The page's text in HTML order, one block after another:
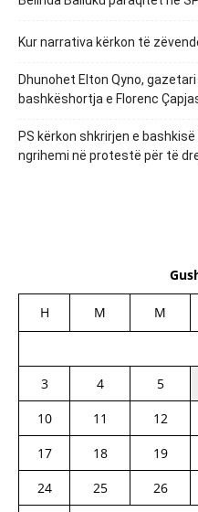
Kur narrativa kërkon të
Dhunohet Elton Qyno,
bashkëshortja e Florenc
PS kërkon shkrirjen e
ngrihemi në protestë për të
H M M
3
4 5
10
11 12
17
18 19
24
25 26